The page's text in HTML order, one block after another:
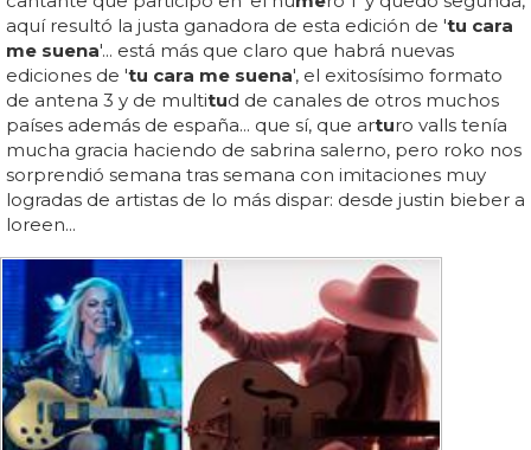
aquí resultó la justa ganadora de esta edición de 'tu cara
me suena'... está más que claro que habrá nuevas
ediciones de 'tu cara me suena', el exitosísimo formato
de antena 3 y de multitud de canales de otros muchos
países además de españa... que sí, que arturo valls tenía
mucha gracia haciendo de sabrina salerno, pero roko nos
sorprendió semana tras semana con imitaciones muy
logradas de artistas de lo más dispar: desde justin bieber a
loreen...